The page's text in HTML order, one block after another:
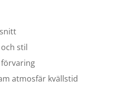
stil
atmosfär kvällstid